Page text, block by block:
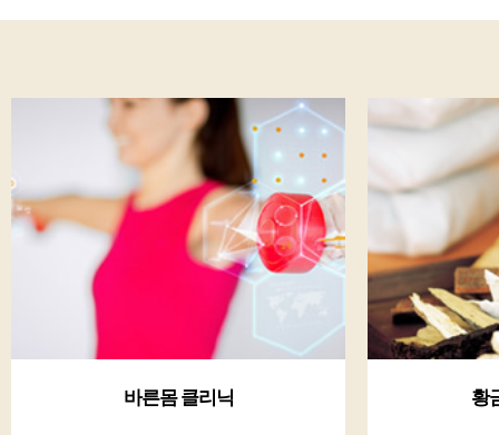
황금체질 클리닉